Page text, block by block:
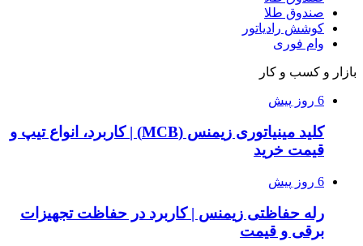
صندوق طلا
کوشش رادیاتور
وام فوری
بازار و کسب و کار
6 روز پیش
کلید مینیاتوری زیمنس (MCB) | کاربرد، انواع تیپ و
قیمت خرید
6 روز پیش
رله حفاظتی زیمنس | کاربرد در حفاظت تجهیزات
برقی و قیمت